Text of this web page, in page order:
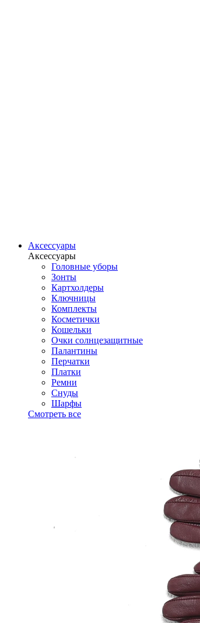
Аксессуары
Аксессуары
Головные уборы
Зонты
Картхолдеры
Ключницы
Комплекты
Косметички
Кошельки
Очки солнцезащитные
Палантины
Перчатки
Платки
Ремни
Снуды
Шарфы
Смотреть все